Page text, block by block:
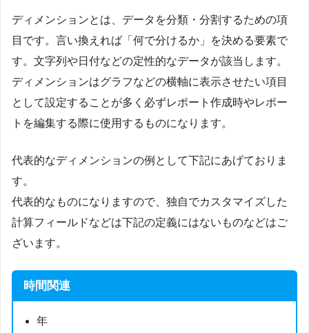
ディメンションとは、データを分類・分割するための項
目です。言い換えれば「何で分けるか」を決める要素で
す。文字列や日付などの定性的なデータが該当します。
ディメンションはグラフなどの横軸に表示させたい項目
として設定することが多く必ずレポート作成時やレポー
トを編集する際に使用するものになります。
代表的なディメンションの例として下記にあげておりま
す。
代表的なものになりますので、独自でカスタマイズした
計算フィールドなどは下記の定義にはないものなどはご
ざいます。
時間関連
年